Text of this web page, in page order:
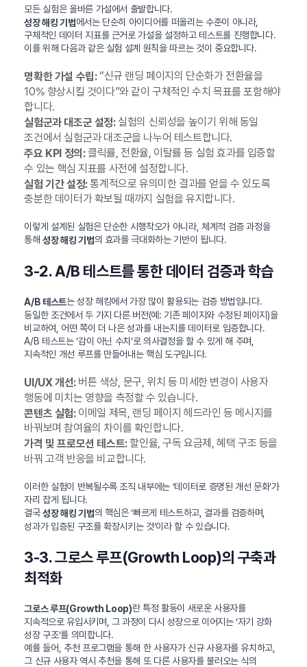
모든 실험은 올바른 가설에서 출발합니다.
성장 해킹 기법에서는 단순히 아이디어를 떠올리는 수준이 아니라,
구체적인 데이터 지표를 근거로 가설을 설정하고 테스트를 진행합니다.
이를 위해 다음과 같은 실험 설계 원칙을 따르는 것이 중요합니다.
명확한 가설 수립:“신규 랜딩 페이지의 단순화가 전환율을
10% 향상시킬 것이다”와 같이 구체적인 수치 목표를 포함해야
합니다.
실험군과 대조군 설정:실험의 신뢰성을 높이기 위해 동일
조건에서 실험군과 대조군을 나누어 테스트합니다.
주요 KPI 정의:클릭률, 전환율, 이탈률 등 실험 효과를 입증할
수 있는 핵심 지표를 사전에 설정합니다.
실험 기간 설정:통계적으로 유의미한 결과를 얻을 수 있도록
충분한 데이터가 확보될 때까지 실험을 유지합니다.
이렇게 설계된 실험은 단순한 시행착오가 아니라, 체계적 검증 과정을
통해성장 해킹 기법의 효과를 극대화하는 기반이 됩니다.
3-2. A/B 테스트를 통한 데이터 검증과 학습
A/B 테스트는 성장 해킹에서 가장 많이 활용되는 검증 방법입니다.
동일한 조건에서 두 가지 다른 버전(예: 기존 페이지와 수정된 페이지)을
비교하여, 어떤 쪽이 더 나은 성과를 내는지를 데이터로 입증합니다.
A/B 테스트는 ‘감이 아닌 수치’로 의사결정을 할 수 있게 해 주며,
지속적인 개선 루프를 만들어내는 핵심 도구입니다.
UI/UX 개선:버튼 색상, 문구, 위치 등 미세한 변경이 사용자
행동에 미치는 영향을 측정할 수 있습니다.
콘텐츠 실험:이메일 제목, 랜딩 페이지 헤드라인 등 메시지를
바꿔보며 참여율의 차이를 확인합니다.
가격 및 프로모션 테스트:할인율, 구독 요금제, 혜택 구조 등을
바꿔 고객 반응을 비교합니다.
이러한 실험이 반복될수록 조직 내부에는 ‘데이터로 증명된 개선 문화’가
자리 잡게 됩니다.
결국성장 해킹 기법의 핵심은 ‘빠르게 테스트하고, 결과를 검증하며,
성과가 입증된 구조를 확장시키는 것’이라 할 수 있습니다.
3-3. 그로스 루프(Growth Loop)의 구축과
최적화
그로스 루프(Growth Loop)란 특정 활동이 새로운 사용자를
지속적으로 유입시키며, 그 과정이 다시 성장으로 이어지는 ‘자기 강화
성장 구조’를 의미합니다.
예를 들어, 추천 프로그램을 통해 한 사용자가 신규 사용자를 유치하고,
그 신규 사용자 역시 추천을 통해 또 다른 사용자를 불러오는 식의